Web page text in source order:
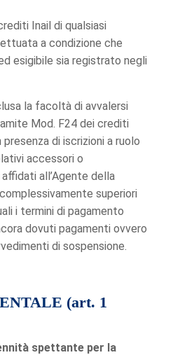
Inail di qualsiasi
a condizione che
esigibile sia registrato negli
la facoltà di avvalersi
Mod. F24 dei crediti
di iscrizioni a ruolo
accessori o
all’Agente della
superiori
i termini di pagamento
dovuti pagamenti ovvero
di sospensione.
(art. 1
spettante per la